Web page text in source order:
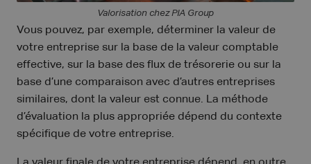
Valorisation chez PIA Group
Vous pouvez, par exemple, déterminer la valeur de
votre entreprise sur la base de la valeur comptable
effective, sur la base des flux de trésorerie ou sur la
base d’une comparaison avec d’autres entreprises
similaires, dont la valeur est connue. La méthode
d’évaluation la plus appropriée dépend du contexte
spécifique de votre entreprise.